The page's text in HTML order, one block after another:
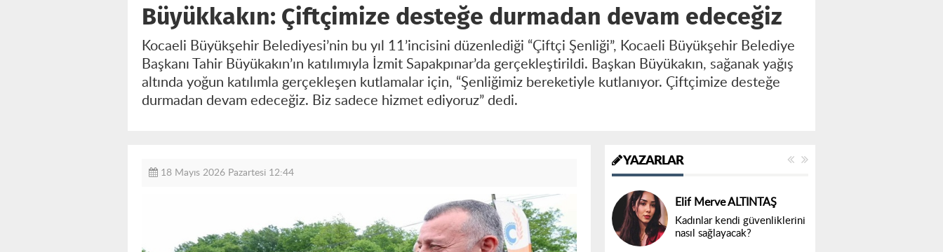
Büyükkakın: Çiftçimize desteğe durmadan devam edeceğiz
Kocaeli Büyükşehir Belediyesi’nin bu yıl 11’incisini düzenlediği “Çiftçi Şenliği”, Kocaeli Büyükşehir Belediye
Başkanı Tahir Büyükakın’ın katılımıyla İzmit Sapakpınar’da gerçekleştirildi. Başkan Büyükakın, sağanak yağış
altında yoğun katılımla gerçekleşen kutlamalar için, “Şenliğimiz bereketiyle kutlanıyor. Çiftçimize desteğe
durmadan devam edeceğiz. Biz sadece hizmet ediyoruz” dedi.
18 Mayıs 2026 Pazartesi 12:44
YAZARLAR
Elif Merve ALTINTAŞ
Kadınlar kendi güvenliklerini
nasıl sağlayacak?